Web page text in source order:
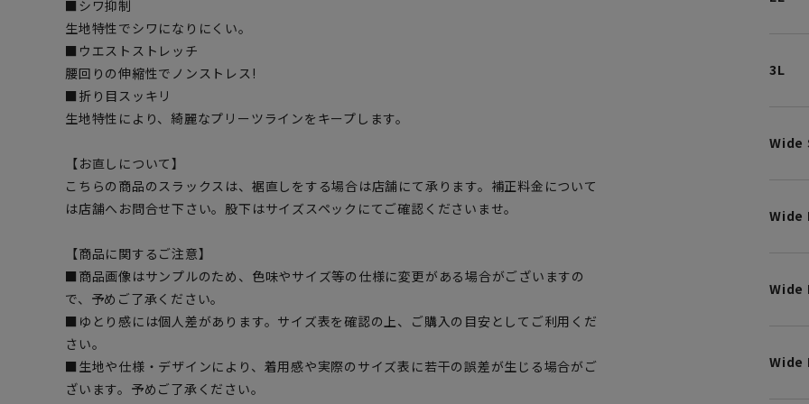
■シワ抑制
生地特性でシワになりにくい。
■ウエストストレッチ
腰回りの伸縮性でノンストレス!
■折り目スッキリ
生地特性により、綺麗なプリーツラインをキープします。
【お直しについて】
こちらの商品のスラックスは、裾直しをする場合は店舗にて承ります。補正料金について
は店舗へお問合せ下さい。股下はサイズスペックにてご確認くださいませ。
【商品に関するご注意】
■商品画像はサンプルのため、色味やサイズ等の仕様に変更がある場合がございますの
で、予めご了承ください。
■ゆとり感には個人差があります。サイズ表を確認の上、ご購入の目安としてご利用くだ
さい。
■生地や仕様・デザインにより、着用感や実際のサイズ表に若干の誤差が生じる場合がご
ざいます。予めご了承ください。
3L
Wide
Wide
Wide
Wide